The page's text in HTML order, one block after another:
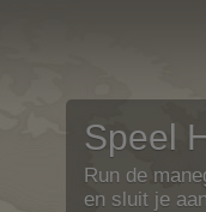
Speel
Run de
en sluit je